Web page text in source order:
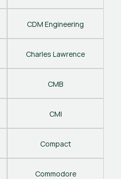
CDM Engineering
Charles Lawrence
CMB
CMI
Compact
Commodore